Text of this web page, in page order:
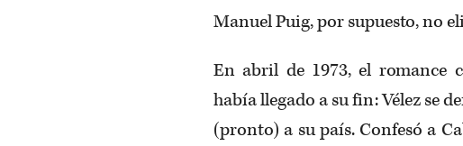
Manuel Puig, por supuesto, no
En abril de 1973, el romance
había llegado a su fin: Vélez se
(pronto) a su país. Confesó a